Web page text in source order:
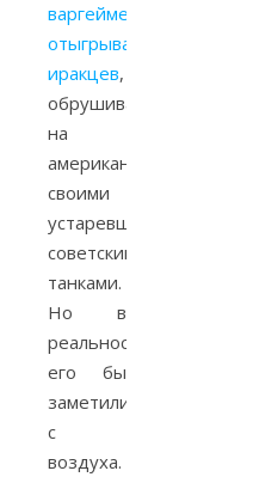
варгейме
отыгрывал
иракцев,
обрушиваясь
на
американцев
своими
устаревшими
советскими
танками.
Но в
реальности
его бы
заметили
с
воздуха.